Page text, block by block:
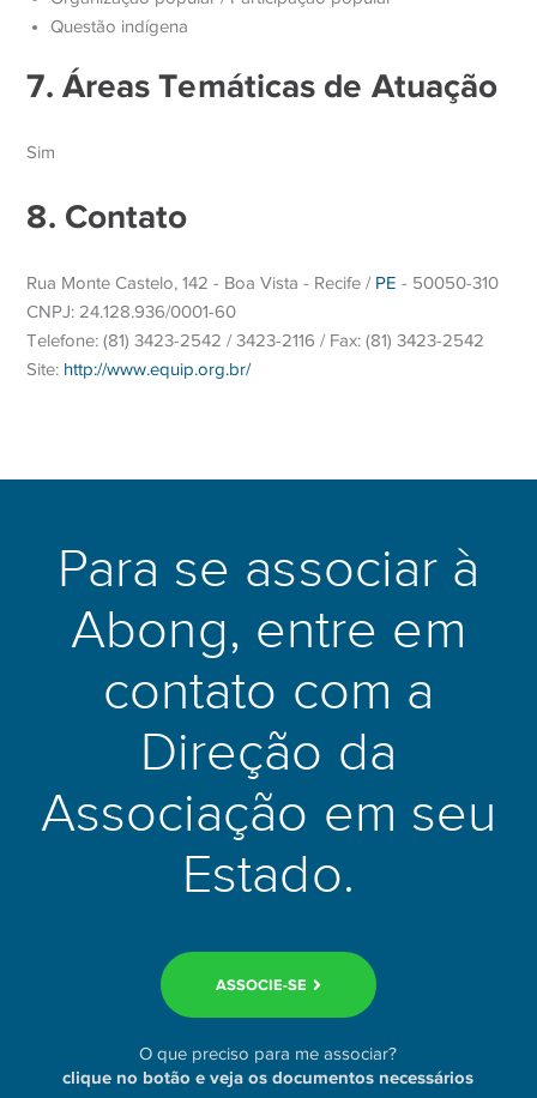
Questão indígena
7. Áreas Temáticas de Atuação
Sim
8. Contato
Rua Monte Castelo, 142 - Boa Vista - Recife / PE - 50050-310
CNPJ: 24.128.936/0001-60
Telefone: (81) 3423-2542 / 3423-2116 / Fax: (81) 3423-2542
Site: http://www.equip.org.br/
Para se associar à
Abong, entre em
contato com a
Direção da
Associação em seu
Estado.
ASSOCIE-SE
O que preciso para me associar?
clique no botão e veja os documentos necessários